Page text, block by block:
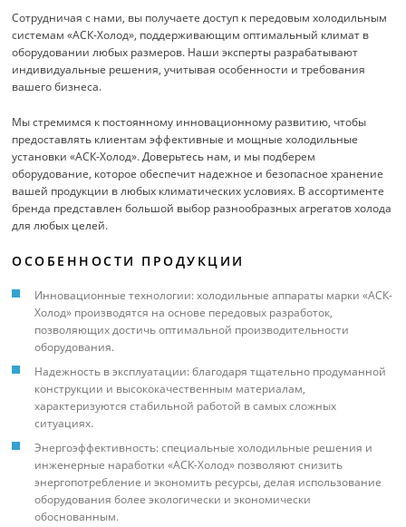
Сотрудничая с нами, вы получаете доступ к передовым холодильным
системам «АСК-Холод», поддерживающим оптимальный климат в
оборудовании любых размеров. Наши эксперты разрабатывают
индивидуальные решения, учитывая особенности и требования
вашего бизнеса.
Мы стремимся к постоянному инновационному развитию, чтобы
предоставлять клиентам эффективные и мощные холодильные
установки «АСК-Холод». Доверьтесь нам, и мы подберем
оборудование, которое обеспечит надежное и безопасное хранение
вашей продукции в любых климатических условиях. В ассортименте
бренда представлен большой выбор разнообразных агрегатов холода
для любых целей.
ОСОБЕННОСТИ ПРОДУКЦИИ
Инновационные технологии: холодильные аппараты марки «АСК-
Холод» производятся на основе передовых разработок,
позволяющих достичь оптимальной производительности
оборудования.
Надежность в эксплуатации: благодаря тщательно продуманной
конструкции и высококачественным материалам,
характеризуются стабильной работой в самых сложных
ситуациях.
Энергоэффективность: специальные холодильные решения и
инженерные наработки «АСК-Холод» позволяют снизить
энергопотребление и экономить ресурсы, делая использование
оборудования более экологически и экономически
обоснованным.